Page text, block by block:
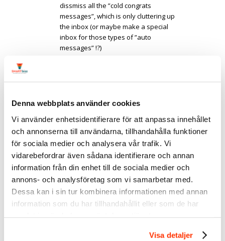
Denna webbplats använder cookies
Vi använder enhetsidentifierare för att anpassa innehållet
och annonserna till användarna, tillhandahålla funktioner
för sociala medier och analysera vår trafik. Vi
vidarebefordrar även sådana identifierare och annan
information från din enhet till de sociala medier och
annons- och analysföretag som vi samarbetar med.
Dessa kan i sin tur kombinera informationen med annan
information som du har tillhandahållit eller som de har
Visa detaljer
dissmiss all the ”cold congrats
messages”, which is only cluttering up
the inbox (or maybe make a special
inbox for those types of ”auto
messages” !?)
the first place??)
is = unnecessary STRESS
Svara
Linda Björck
says:
2016/09/09 den 11:56
Thanks Tina, great suggestions! I´ll
take it with me.
Svara